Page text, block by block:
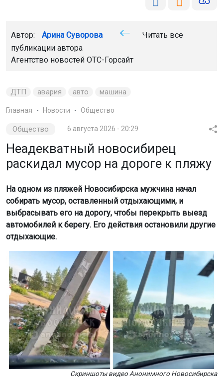
Автор: Арина Суворова
Читать все
публикации автора
Агентство новостей ОТС-Горсайт
ДТП авария авто машина
Главная Новости Общество
Общество 6 августа 2026 - 20:29
Неадекватный новосибирец
раскидал мусор на дороге к пляжу
На одном из пляжей Новосибирска мужчина начал
собирать мусор, оставленный отдыхающими, и
выбрасывать его на дорогу, чтобы перекрыть выезд
автомобилей к берегу. Его действия остановили другие
отдыхающие.
Скриншоты видео Анонимного Новосибирска